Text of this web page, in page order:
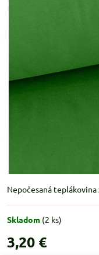
Nepočesaná teplákovina
Skladom (2 ks)
3,20 €